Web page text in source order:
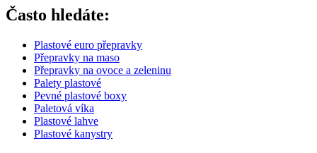
Často hledáte:
Plastové euro přepravky
Přepravky na maso
Přepravky na ovoce a zeleninu
Palety plastové
Pevné plastové boxy
Paletová víka
Plastové lahve
Plastové kanystry